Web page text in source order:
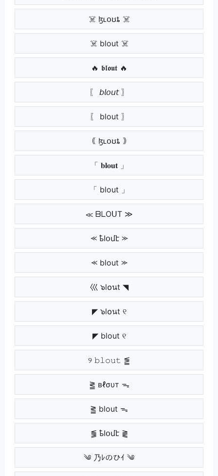
☠️ ɮʟօʊȶ ☠️
☠️ blout ☠️
🔥 𝖇𝖑𝖔𝖚𝖙 🔥
〖 𝘣𝘭𝘰𝘶𝘵 〗
〖 blout 〗
｟ ɮʟօʊȶ ｠
「 𝐛𝐥𝐨𝐮𝐭 」
「 blout 」
≪ ᗷᒪOᑌT ≫
⪻ ҍӀօմէ ⪼
⪻ blout ⪼
巛 ๖l໐นt ◥
◤ ๖l໐นt ୧
◤ blout ୧
୨ 𝚋𝚕𝚘𝚞𝚝 ⪑
⪒ вℓσυт ᯓ
⪒ blout ᯓ
⪓ ҍӀօմէ ⪔
༄ 乃ﾚのひｲ ༄